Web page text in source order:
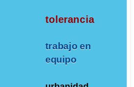
tolerancia
trabajo en
equipo